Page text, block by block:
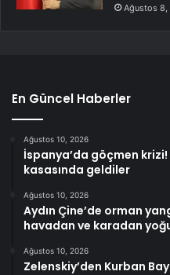
Ağustos 8,
En Güncel Haberler
Ağustos 10, 2026
İspanya’da göçmen
kasasında geldiler
Ağustos 10, 2026
Aydın Çine’de orman
havadan ve karadan
Ağustos 10, 2026
Zelenskiy’den Kurban